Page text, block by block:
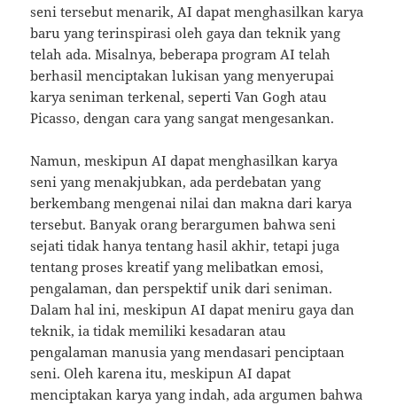
seni tersebut menarik, AI dapat menghasilkan karya
baru yang terinspirasi oleh gaya dan teknik yang
telah ada. Misalnya, beberapa program AI telah
berhasil menciptakan lukisan yang menyerupai
karya seniman terkenal, seperti Van Gogh atau
Picasso, dengan cara yang sangat mengesankan.
Namun, meskipun AI dapat menghasilkan karya
seni yang menakjubkan, ada perdebatan yang
berkembang mengenai nilai dan makna dari karya
tersebut. Banyak orang berargumen bahwa seni
sejati tidak hanya tentang hasil akhir, tetapi juga
tentang proses kreatif yang melibatkan emosi,
pengalaman, dan perspektif unik dari seniman.
Dalam hal ini, meskipun AI dapat meniru gaya dan
teknik, ia tidak memiliki kesadaran atau
pengalaman manusia yang mendasari penciptaan
seni. Oleh karena itu, meskipun AI dapat
menciptakan karya yang indah, ada argumen bahwa